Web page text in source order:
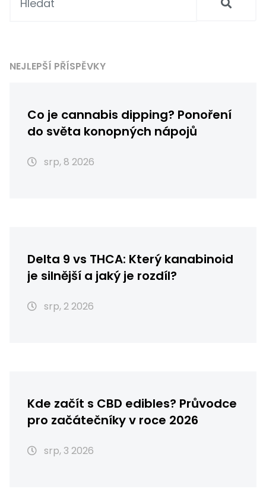
NEJLEPŠÍ PŘÍSPĚVKY
Co je cannabis dipping? Ponoření
do světa konopných nápojů
srp, 8 2026
Delta 9 vs THCA: Který kanabinoid
je silnější a jaký je rozdíl?
srp, 2 2026
Kde začít s CBD edibles? Průvodce
pro začátečníky v roce 2026
srp, 3 2026